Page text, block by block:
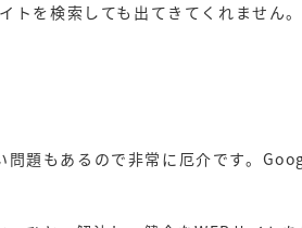
トを検索しても出てきてくれません
題もあるので非常に厄介です。